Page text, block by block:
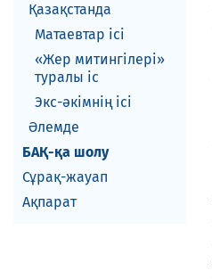
Қазақстанда
Матаевтар ici
«Жер митингілері»
туралы іс
Экс-әкiмнiң iсi
Әлемде
БАҚ-қа шолу
Сұрақ-жауап
Ақпарат